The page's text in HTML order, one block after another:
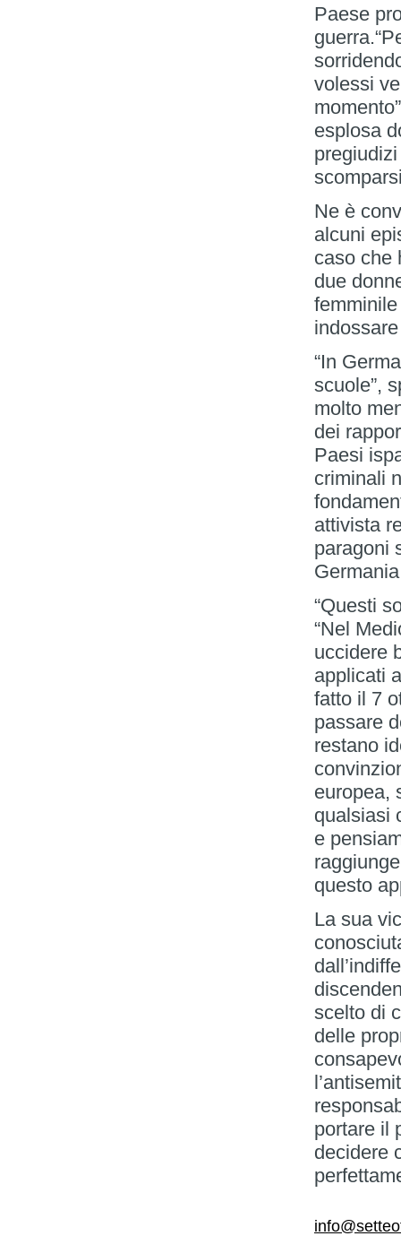
Paese
volessi
esplosa
Ne è
alcuni
caso che
due
“In
scuole”,
molto
dei
Paesi
criminali
attivista
paragoni
“Questi
“Nel
uccidere
applicati
fatto il 7
passare
restano
europea,
qualsiasi
e
questo
La sua
scelto di
delle
portare il
decidere